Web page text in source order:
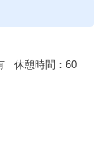
休憩時間：60